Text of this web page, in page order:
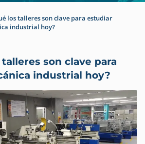
los talleres son clave para estudiar
industrial hoy?
son clave para
industrial hoy?